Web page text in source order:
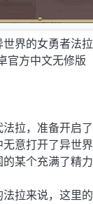
世界的女勇者法
官方中文无修版
拉，准备开启了
意打开了异世
某个充满了精
拉来说，这里